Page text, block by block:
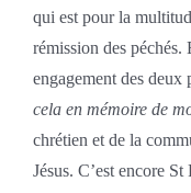
qui est pour la
rémission des
engagement des deux
cela en mémoire de
chrétien et de la
Jésus. C’est encore